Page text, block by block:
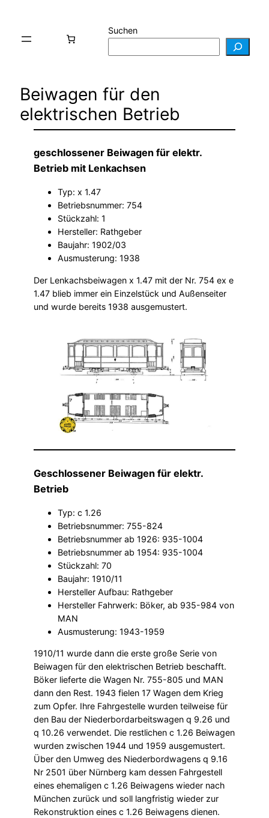
Suchen
Beiwagen für den
elektrischen Betrieb
geschlossener Beiwagen für elektr.
Betrieb mit Lenkachsen
Typ: x 1.47
Betriebsnummer: 754
Stückzahl: 1
Hersteller: Rathgeber
Baujahr: 1902/03
Ausmusterung: 1938
Der Lenkachsbeiwagen x 1.47 mit der Nr. 754 ex e
1.47 blieb immer ein Einzelstück und Außenseiter
und wurde bereits 1938 ausgemustert.
Geschlossener Beiwagen für elektr.
Betrieb
Typ: c 1.26
Betriebsnummer: 755-824
Betriebsnummer ab 1926: 935-1004
Betriebsnummer ab 1954: 935-1004
Stückzahl: 70
Baujahr: 1910/11
Hersteller Aufbau: Rathgeber
Hersteller Fahrwerk: Böker, ab 935-984 von
MAN
Ausmusterung: 1943-1959
1910/11 wurde dann die erste große Serie von
Beiwagen für den elektrischen Betrieb beschafft.
Böker lieferte die Wagen Nr. 755-805 und MAN
dann den Rest. 1943 fielen 17 Wagen dem Krieg
zum Opfer. Ihre Fahrgestelle wurden teilweise für
den Bau der Niederbordarbeitswagen q 9.26 und
q 10.26 verwendet. Die restlichen c 1.26 Beiwagen
wurden zwischen 1944 und 1959 ausgemustert.
Über den Umweg des Niederbordwagens q 9.16
Nr 2501 über Nürnberg kam dessen Fahrgestell
eines ehemaligen c 1.26 Beiwagens wieder nach
München zurück und soll langfristig wieder zur
Rekonstruktion eines c 1.26 Beiwagens dienen.